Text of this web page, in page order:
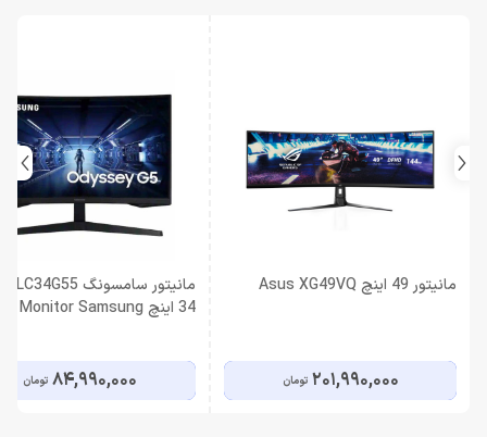
مانیتور 49 اینچ Asus XG49VQ
201,990,000 تومان
34 اینچ Monitor Samsung
84,990,000 تومان